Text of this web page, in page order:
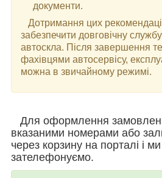
документи.
Дотримання цих
забезпечити довговічну
автоскла. Після завершення
фахівцями автосервісу,
можна в звичайному режимі.
Для оформлення
вказаними номерами або
через корзину на порталі і
зателефонуємо.